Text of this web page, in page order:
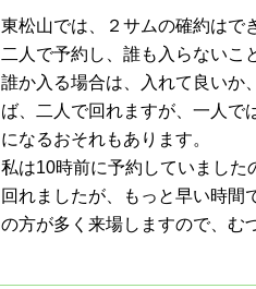
東松山では、２サムの確約はで
二人で予約し、誰も入らないこ
誰か入る場合は、入れて良いか
ば、二人で回れますが、一人で
になるおそれもあります。
私は10時前に予約していました
回れましたが、もっと早い時間
の方が多く来場しますので、む